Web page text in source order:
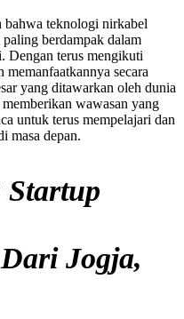
bahwa teknologi nirkabel
berdampak dalam
Dengan terus mengikuti
secara
yang ditawarkan oleh dunia
wawasan yang
untuk terus mempelajari dan
masa depan.
Jogja,